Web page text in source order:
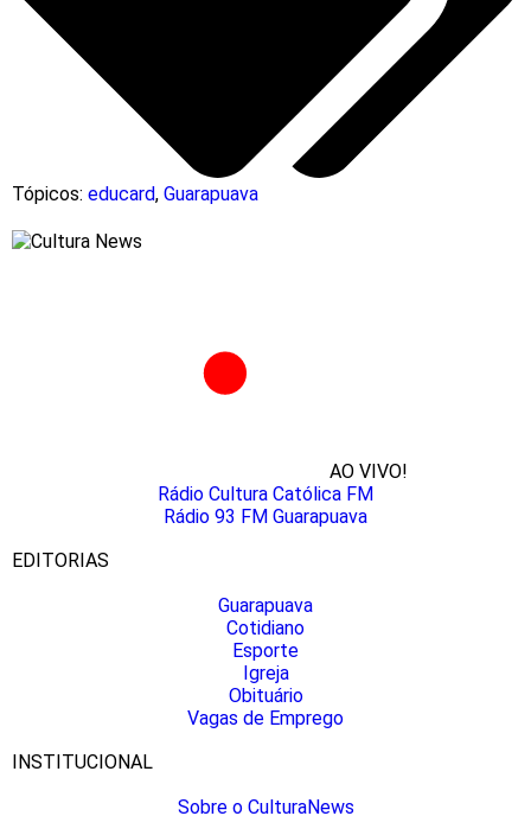
Tópicos: educard, Guarapuava
AO VIVO!
Rádio Cultura Católica FM
Rádio 93 FM Guarapuava
EDITORIAS
Guarapuava
Cotidiano
Esporte
Igreja
Obituário
Vagas de Emprego
INSTITUCIONAL
Sobre o CulturaNews